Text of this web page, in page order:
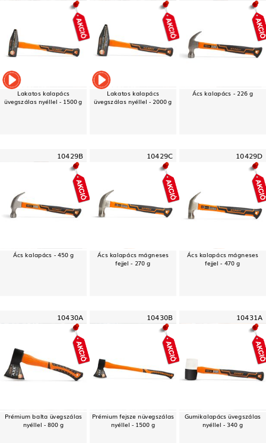
Lakatos kalapács
üvegszálas nyéllel - 1500 g
Lakatos kalapács
üvegszálas nyéllel - 2000 g
Ács kalapács - 226 g
10429B
Ács kalapács - 450 g
10429C
Ács kalapács mágneses
fejjel - 270 g
10429D
Ács kalapács mágneses
fejjel - 470 g
10430A
Prémium balta üvegszálas
nyéllel - 800 g
10430B
Prémium fejsze nüvegszálas
nyéllel - 1500 g
10431A
Gumikalapács üvegszálas
nyéllel - 340 g